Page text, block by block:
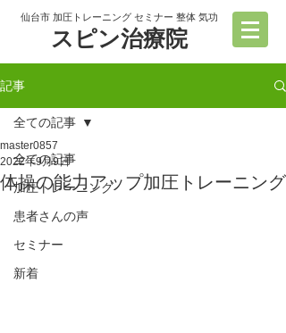
仙台市 加圧トレーニング セミナー 整体 気功
スピン治療院
記事
全ての記事
加圧トレーニング
患者さんの声
セミナー
新着
全ての記事
体操の能力アップ加圧トレーニング
master0857
2022年9月9日